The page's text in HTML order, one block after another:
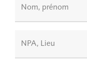
Nom, prénom
NPA, Lieu